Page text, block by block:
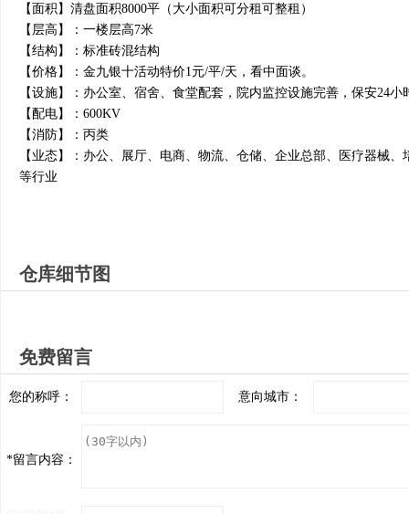
【面积】清盘面积8000平（大小面积可分租可整租）
【层高】：一楼层高7米
【结构】：标准砖混结构
【价格】：金九银十活动特价1元/平/天，看中面谈。
【设施】：办公室、宿舍、食堂配套，院内监控设施完善，保安24小
【配电】：600KV
【消防】：丙类
【业态】：办公、展厅、电商、物流、仓储、企业总部、医疗器械
等行业
仓库细节图
免费留言
您的称呼： 意向城市：
*留言内容：